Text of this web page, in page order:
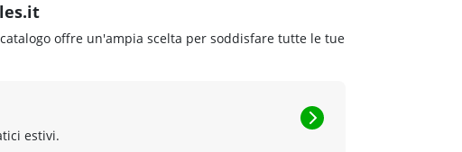
offre un'ampia scelta per soddisfare tutte le tue
estivi.